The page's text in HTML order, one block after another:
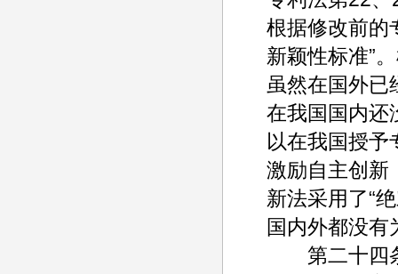
根据修改前的
新颖性标准”
虽然在国外已
在我国国内还
以在我国授
激励自主创新
新法采用了“
国内外都没有
第二十四条